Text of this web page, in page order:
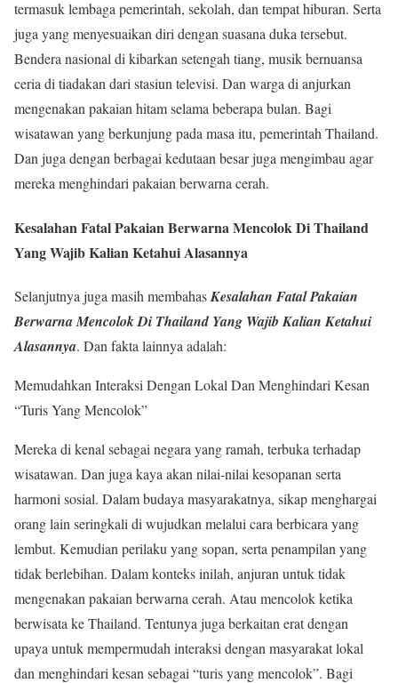
termasuk lembaga pemerintah, sekolah, dan tempat hiburan. Serta
juga yang menyesuaikan diri dengan suasana duka tersebut.
Bendera nasional di kibarkan setengah tiang, musik bernuansa
ceria di tiadakan dari stasiun televisi. Dan warga di anjurkan
mengenakan pakaian hitam selama beberapa bulan. Bagi
wisatawan yang berkunjung pada masa itu, pemerintah Thailand.
Dan juga dengan berbagai kedutaan besar juga mengimbau agar
mereka menghindari pakaian berwarna cerah.
Kesalahan Fatal Pakaian Berwarna Mencolok Di Thailand
Yang Wajib Kalian Ketahui Alasannya
Selanjutnya juga masih membahasKesalahan Fatal Pakaian
Berwarna Mencolok Di Thailand Yang Wajib Kalian Ketahui
Alasannya. Dan fakta lainnya adalah:
Memudahkan Interaksi Dengan Lokal Dan Menghindari Kesan
“Turis Yang Mencolok”
Mereka di kenal sebagai negara yang ramah, terbuka terhadap
wisatawan. Dan juga kaya akan nilai-nilai kesopanan serta
harmoni sosial. Dalam budaya masyarakatnya, sikap menghargai
orang lain seringkali di wujudkan melalui cara berbicara yang
lembut. Kemudian perilaku yang sopan, serta penampilan yang
tidak berlebihan. Dalam konteks inilah, anjuran untuk tidak
mengenakan pakaian berwarna cerah. Atau mencolok ketika
berwisata ke Thailand. Tentunya juga berkaitan erat dengan
upaya untuk mempermudah interaksi dengan masyarakat lokal
dan menghindari kesan sebagai “turis yang mencolok”. Bagi